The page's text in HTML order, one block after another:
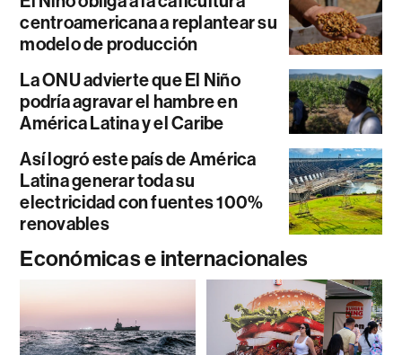
centroamericana a replantear su
modelo de producción
La ONU advierte que El Niño
podría agravar el hambre en
América Latina y el Caribe
Así logró este país de América
Latina generar toda su
electricidad con fuentes 100%
renovables
Económicas e internacionales